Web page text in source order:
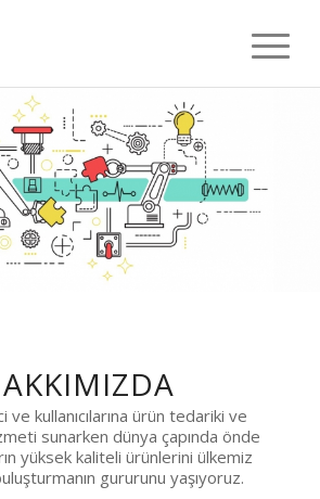
ve kullanıcılarına ürün tedariki ve
sunarken dünya çapında önde
yüksek kaliteli ürünlerini ülkemiz
gururunu yaşıyoruz.